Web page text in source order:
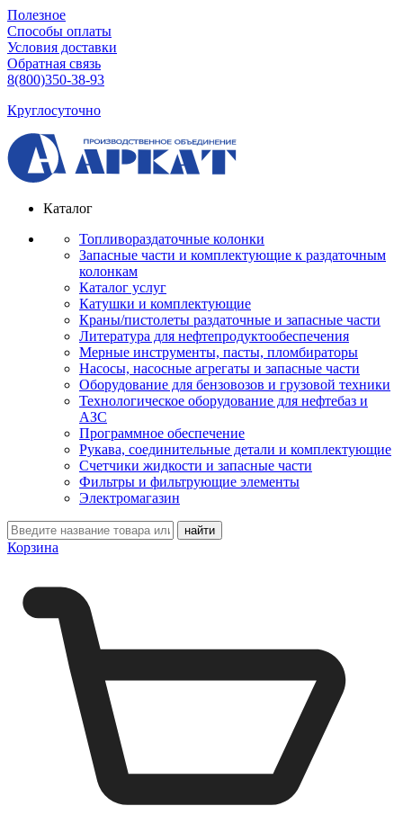
Полезное
Способы оплаты
Условия доставки
Обратная связь
8(800)350-38-93
Круглосуточно
Каталог
Топливораздаточные колонки
Запасные части и комплектующие к раздаточным
колонкам
Каталог услуг
Катушки и комплектующие
Краны/пистолеты раздаточные и запасные части
Литература для нефтепродуктообеспечения
Мерные инструменты, пасты, пломбираторы
Насосы, насосные агрегаты и запасные части
Оборудование для бензовозов и грузовой техники
Технологическое оборудование для нефтебаз и
АЗС
Программное обеспечение
Рукава, соединительные детали и комплектующие
Счетчики жидкости и запасные части
Фильтры и фильтрующие элементы
Электромагазин
Корзина